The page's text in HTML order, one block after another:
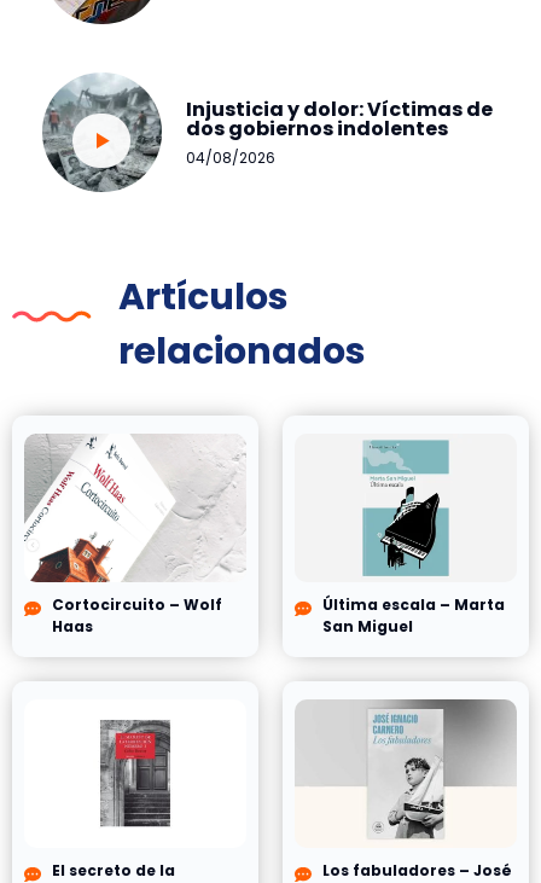
Injusticia y dolor: Víctimas de
dos gobiernos indolentes
04/08/2026
Artículos
relacionados
Cortocircuito – Wolf
Haas
Última escala – Marta
San Miguel
El secreto de la
Los fabuladores – José